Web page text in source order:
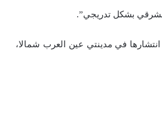
بشكل تدريجي”.
في مدينتي عين العرب شمالا،